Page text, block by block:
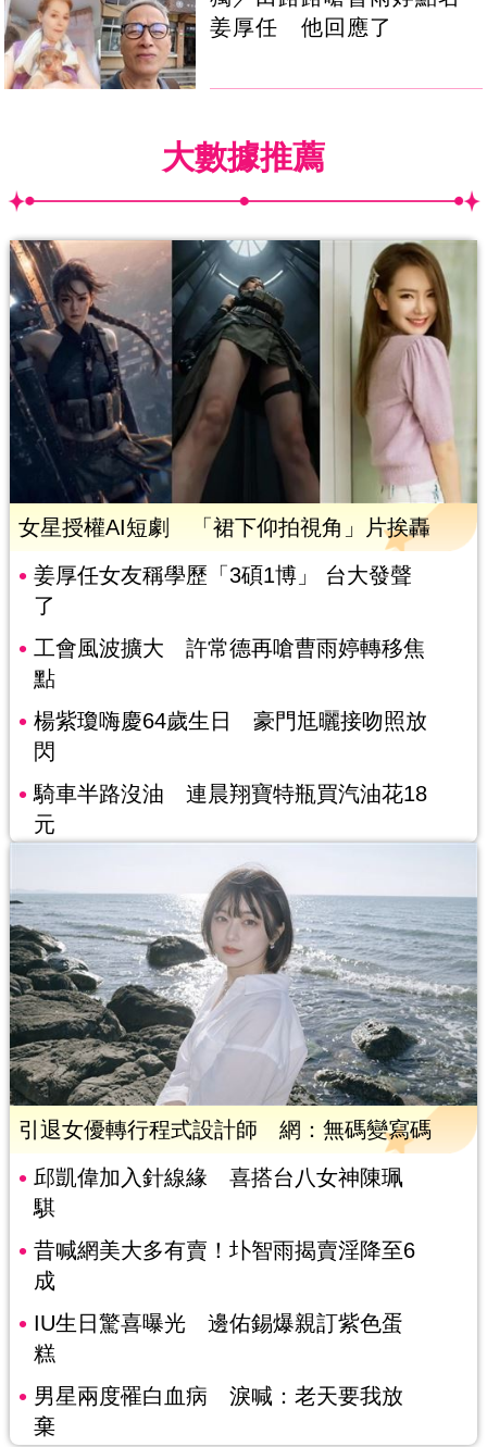
姜厚任 他回應了
大數據推薦
女星授權AI短劇 「裙下仰拍視角」片挨轟
姜厚任女友稱學歷「3碩1博」 台大發聲
了
工會風波擴大 許常德再嗆曹雨婷轉移焦
點
楊紫瓊嗨慶64歲生日 豪門尪曬接吻照放
閃
騎車半路沒油 連晨翔寶特瓶買汽油花18
元
引退女優轉行程式設計師 網：無碼變寫碼
邱凱偉加入針線緣 喜搭台八女神陳珮
騏
昔喊網美大多有賣！圤智雨揭賣淫降至6
成
IU生日驚喜曝光 邊佑錫爆親訂紫色蛋
糕
男星兩度罹白血病 淚喊：老天要我放
棄